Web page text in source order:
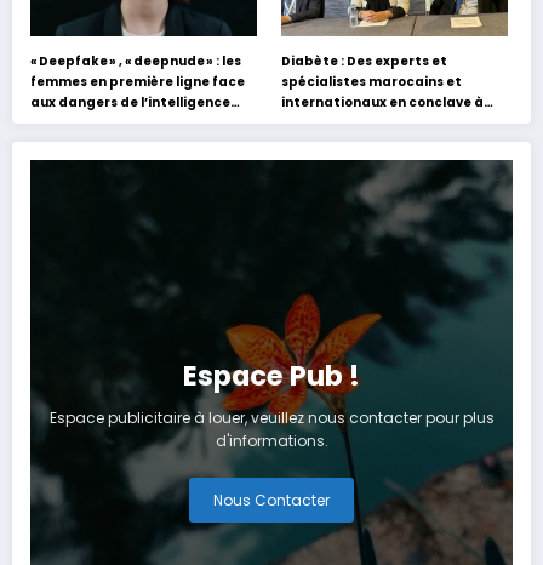
« Deepfake » , « deepnude » : les
femmes en première ligne face
aux dangers de l’intelligence
artificielle
Diabète : Des experts et
spécialistes marocains et
internationaux en conclave à
Tanger
Espace Pub !
Espace publicitaire à louer, veuillez nous contacter pour plus
d'informations.
Nous Contacter